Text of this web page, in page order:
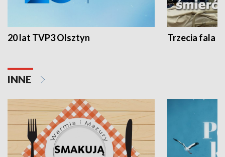
20 lat TVP3 Olsztyn Trzecia fala -
INNE